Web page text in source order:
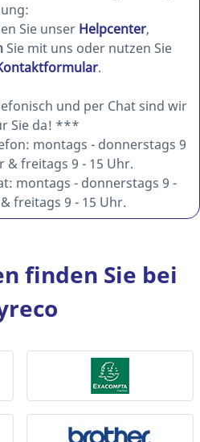
Sie unser Helpcenter,
Sie mit uns oder nutzen Sie
.
und per Chat sind wir
Sie da! ***
montags - donnerstags 9
& freitags 9 - 15 Uhr.
montags - donnerstags 9 -
freitags 9 - 15 Uhr.
finden Sie bei